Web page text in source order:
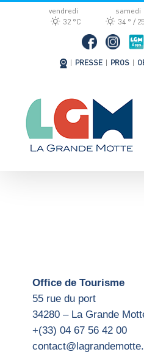
vendredi
32 °C
samedi
34 °
PRESSE PROS
Office de Tourisme
55 rue du port
34280 – La Grande
+(33) 04 67 56 42 00